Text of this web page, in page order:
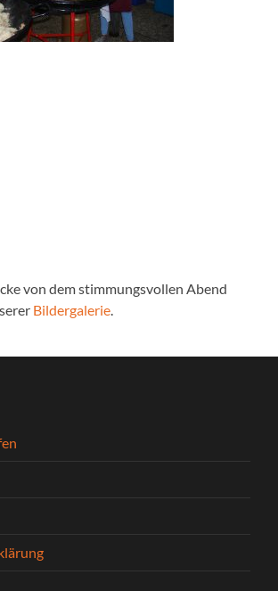
von dem stimmungsvollen Abend
Bildergalerie.